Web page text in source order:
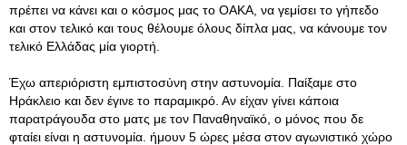
πρέπει να κάνει και ο κόσμος μας το ΟΑΚΑ, να γεμίσει το γήπεδο
και στον τελικό και τους θέλουμε όλους δίπλα μας, να κάνουμε τον
τελικό Ελλάδας μία γιορτή.
Έχω απεριόριστη εμπιστοσύνη στην αστυνομία. Παίξαμε στο
Ηράκλειο και δεν έγινε το παραμικρό. Αν είχαν γίνει κάποια
παρατράγουδα στο ματς με τον Παναθηναϊκό, ο μόνος που δε
φταίει είναι η αστυνομία. ήμουν 5 ώρες μέσα στον αγωνιστικό χώρο